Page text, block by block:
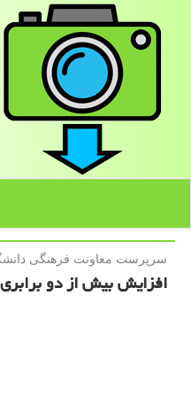
سرپرست معاونت فرهنگی
افزایش بیش از دو